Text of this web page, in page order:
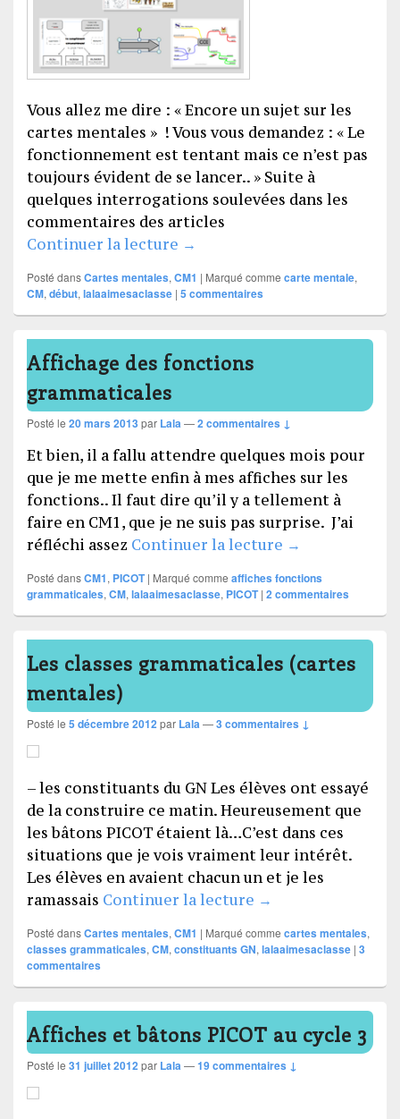
Vous allez me dire : « Encore un sujet sur les
cartes mentales » ! Vous vous demandez : « Le
fonctionnement est tentant mais ce n’est pas
toujours évident de se lancer.. » Suite à
quelques interrogations soulevées dans les
commentaires des articles
Continuer la lecture Quand et comment
→
Posté dansCartes mentales, CM1 | Marqué comme carte mentale,
CM, début, lalaaimesaclasse | 5 commentaires
Affichage des fonctions
grammaticales
Posté le 20 mars 2013 par Lala—2 commentaires ↓
Et bien, il a fallu attendre quelques mois pour
que je me mette enfin à mes affiches sur les
fonctions.. Il faut dire qu’il y a tellement à
faire en CM1, que je ne suis pas surprise. J’ai
réfléchi assez Continuer la lecture Affichage des
→
Posté dansCM1, PICOT | Marqué comme affiches fonctions
grammaticales, CM, lalaaimesaclasse, PICOT | 2commentaires
Les classes grammaticales (cartes
mentales)
Posté le 5 décembre 2012par Lala—3 commentaires ↓
– les constituants du GN Les élèves ont essayé
de la construire ce matin. Heureusement que
les bâtons PICOT étaient là…C’est dans ces
situations que je vois vraiment leur intérêt.
Les élèves en avaient chacun un et je les
ramassais Continuer la lecture Les classes
→
Posté dansCartes mentales, CM1 | Marqué comme cartes mentales,
classes grammaticales, CM, constituants GN, lalaaimesaclasse | 3
commentaires
Affiches et bâtons PICOT au cycle 3
Posté le 31 juillet 2012par Lala—19 commentaires ↓